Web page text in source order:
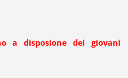
a disposione dei giovani